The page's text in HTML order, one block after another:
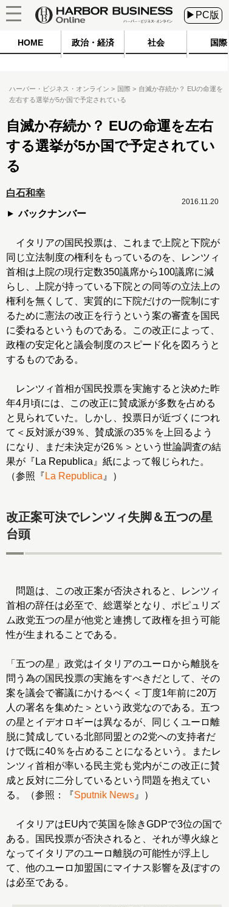
▶PC版
HOME 政治・経済 社会 国際
ハーバー・ビジネス・オンライン 国際
自滅か存続か？ EUの命運を
左右する選挙が5か国で予定されている
自滅か存続か？ EUの命運を左右
する選挙が5か国で予定されてい
る
白石和幸
バックナンバー
2016.11.20
イタリアの国民投票は、これまで上院と下院が
同じ立法制度の権利をもっているのを、レンツィ
首相は上院の現行定数350議席から100議席に減
らし、上院が持っている下院との同等の立法上の
権利を無くして、実質的に下院だけの一院制にす
るために憲法の改正を行うという案の審査を国民
に委ねるというものである。この改正によって、
政権の安定化と議会制度のスピード化を図ろうと
するものである。
レンツィ首相が国民投票を実施すると決めた昨
年4月頃には、この改正に賛成派が多数を占める
と見られていた。しかし、投票日が近づくにつれ
て＜反対派が39％、賛成派の35％を上回るよう
になり、まだ未決定が26％＞という世論調査の結
果が『La Republica』紙によって報じられた。
（参照『 La Republica 』）
改正案可決でレンツィ失脚＆五つの星
台頭
問題は、この改正案が否決されると、レンツィ
首相の辞任は必至で、総選挙となり、ポピュリズ
ム政党五つの星が他党と連携して政権を担う可能
性が生まれることである。
「五つの星」政党はイタリアのユーロから離脱を
問う為の国民投票の実施をすべきだとして、その
案を議会で審議にかけるべく＜丁度1年前に20万
人の署名を集めた＞という政党なのである。五つ
の星とイデオロギーは異なるが、同じくユーロ離
脱に賛成している北部同盟との2党への支持者だ
けで既に40％を占めることになるという。またレ
ンツィ首相が率いる民主党も党内がこの改正に賛
成と反対に二分しているという問題を抱えてい
る。（参照：『Sputnik News 』）
イタリアはEU内で英国を除きGDPで3位の国で
ある。国民投票が否決されると、それが導火線と
なってイタリアのユーロ離脱の可能性が浮上し
て、他のユーロ加盟国にマイナス影響を及ぼすの
は必至である。